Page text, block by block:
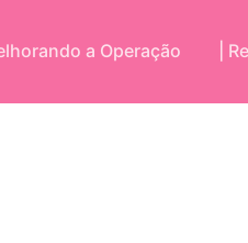
a Operação |